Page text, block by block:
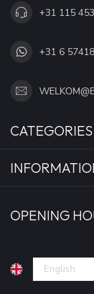
+31 115
+31 6
CATEGORIES
OPENING